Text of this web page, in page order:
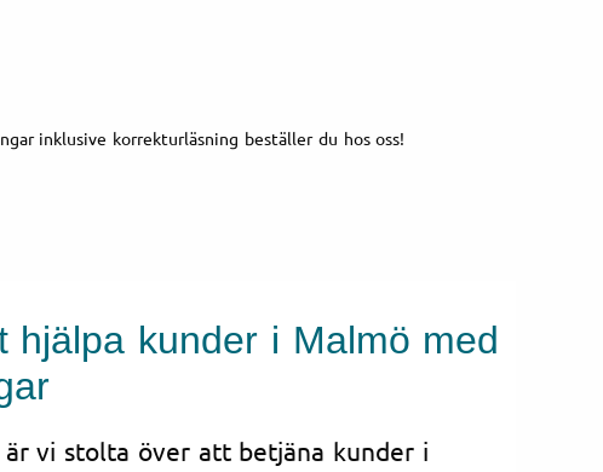
inklusive korrekturläsning beställer du hos oss!
hjälpa kunder i Malmö med
är vi stolta över att betjäna kunder i